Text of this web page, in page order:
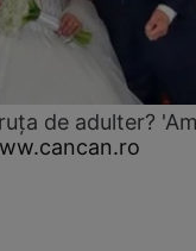
de adulter?